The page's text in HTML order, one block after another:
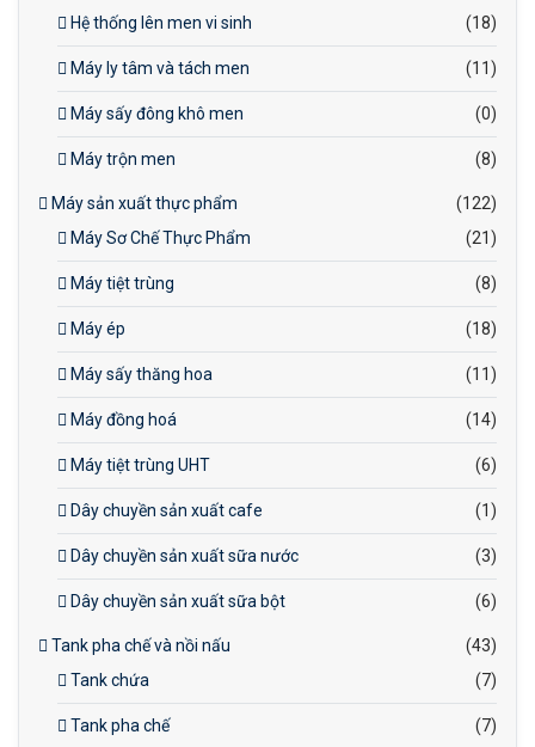
Hệ thống lên men vi sinh (18)
Máy ly tâm và tách men (11)
Máy sấy đông khô men (0)
Máy trộn men (8)
Máy sản xuất thực phẩm
(122)
Máy Sơ Chế Thực Phẩm
(21)
Máy tiệt trùng (8)
Máy ép (18)
Máy sấy thăng hoa (11)
Máy đồng hoá (14)
Máy tiệt trùng UHT (6)
Dây chuyền sản xuất cafe (1)
Dây chuyền sản xuất sữa nước (3)
Dây chuyền sản xuất sữa bột (6)
Tank pha chế và nồi nấu
(43)
Tank chứa
(7)
Tank pha chế (7)